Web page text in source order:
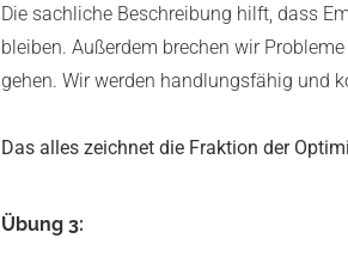
Die sachliche Beschreibung hilft, dass
bleiben. Außerdem brechen wir
gehen. Wir werden handlungsfähig und
Das alles zeichnet die Fraktion der
Übung 3: